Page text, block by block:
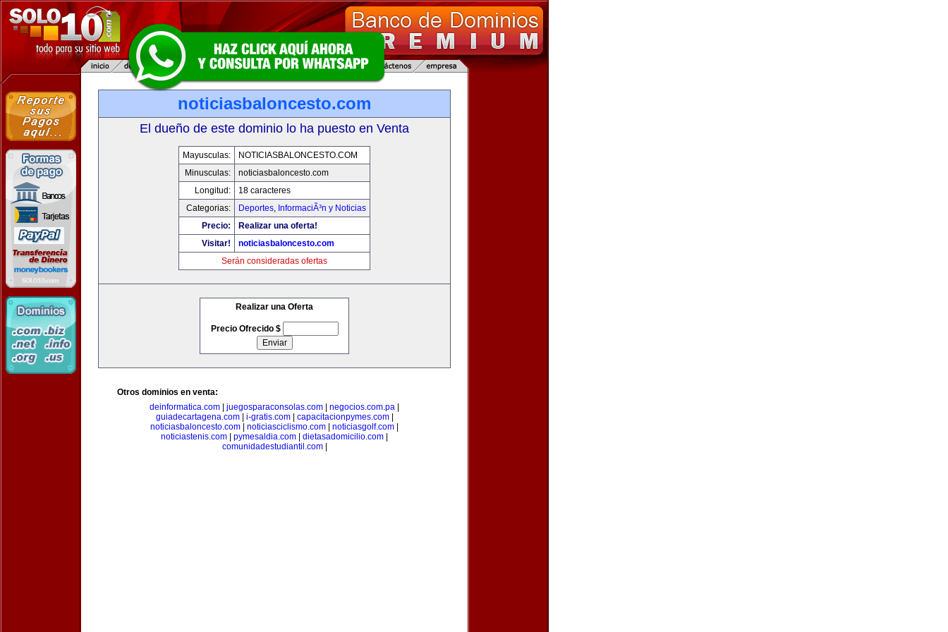
noticiasbaloncesto.com
El dueño de este dominio lo ha puesto en Venta
Mayusculas:
NOTICIASBALONCESTO.COM
Minusculas:
noticiasbaloncesto.com
Longitud:
18 caracteres
Categorias:
Deportes, InformaciÃ³n y Noticias
Precio:
Realizar una oferta!
Visitar!
noticiasbaloncesto.com
Serán consideradas ofertas
Realizar una Oferta
Precio Ofrecido $
Otros dominios en venta:
deinformatica.com
juegosparaconsolas.com negocios.com.pa
guiadecartagena.com| i-gratis.com| capacitacionpymes.com|
noticiasbaloncesto.com
noticiasciclismo.com noticiasgolf.com
noticiastenis.com
pymesaldia.com dietasadomicilio.com
comunidadestudiantil.com|